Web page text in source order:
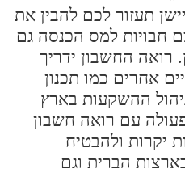
תעזור לכם להבין את
חבויות למס הכנסה גם
רואה החשבון ידריך
אחרים כמו תכנון
ההשקעות בארץ
עם רואה חשבון
יקרות ולהבטיח
הברית וגם